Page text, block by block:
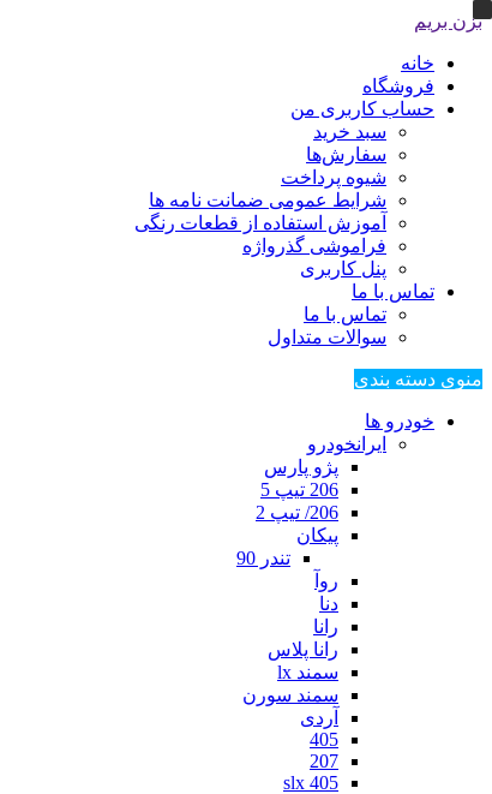
بزن بریم
خانه
فروشگاه
حساب کاربری من
سبد خرید
سفارش‌ها
شیوه پرداخت
شرایط عمومی ضمانت نامه ها
آموزش استفاده از قطعات رنگی
فراموشی گذرواژه
پنل کاربری
تماس با ما
تماس با ما
سوالات متداول
منوی دسته بندی
خودرو ها
ایرانخودرو
پژو پارس
206 تیپ 5
206/ تیپ 2
پیکان
تندر 90
روآ
دنا
رانا
رانا پلاس
سمند lx
سمند سورن
آردی
405
207
405 slx